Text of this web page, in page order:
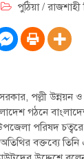
পুঠিয়া/রাজশাহী
সরকার, পল্লী
গঠনে
পরিষদ
বক্তব্যে